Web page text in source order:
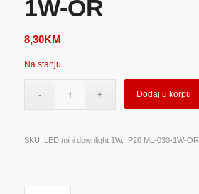
1W-OR
8,30KM
Na stanju
Dodaj u korpu
SKU: LED mini downlight 1W, IP20 ML-030-1W-OR